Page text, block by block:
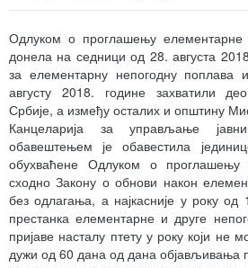
Одлуком о проглашењу елементарне
донела на седници од 28. августа
за елементарну непогодну поплава
августу 2018. године захватили
Србије, а између осталих и општину
Канцеларија за управљање
обавештењем је обавестила
обухваћене Одлуком о проглашењу
сходно Закону о обнови након
без одлагања, а најкасније у року
престанка елементарне и друге
пријаве насталу птету у року који не
дужи од 60 дана од дана објављивања